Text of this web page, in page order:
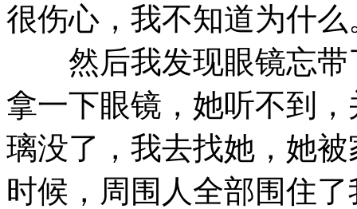
很伤心，我不知道为什么
然后我发现眼镜忘带
拿一下眼镜，她听不到
璃没了，我去找她，她
时候，周围人全部围住了